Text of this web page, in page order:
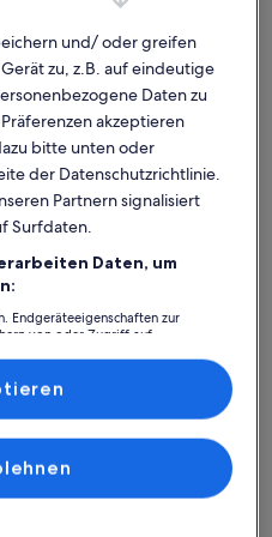
Apartment
Finde
mit Blick auf den Hof Am
und/ oder greifen
zu, z.B. auf eindeutige
Daten zu
akzeptieren
bitte unten oder
der Datenschutzrichtlinie.
Partnern signalisiert
Surfdaten.
Daten, um
Endgeräteeigenschaften zur
von oder Zugriff auf
und der Performance von Inhalten,
und Verbesserung von